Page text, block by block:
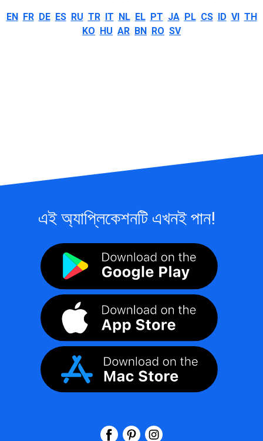
EN FR DE ES RU TR IT NL EL PT JA PL CS ID VI TH
KO HU AR BN RO SV
এই অ্যাপ্লিকেশনটি এখনই পান!